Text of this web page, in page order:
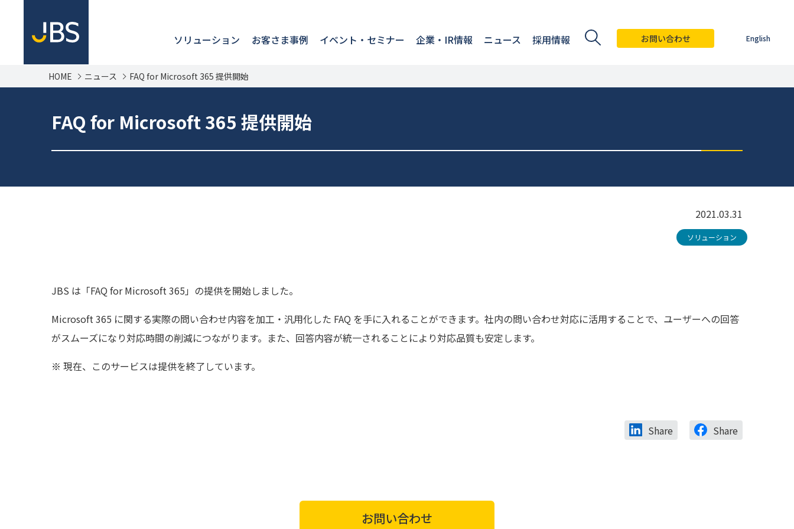
ソリューション お客さま事例 イベント・セミナー 企業・IR情報 ニュース 採用情報 お問い合わせ English
HOME ニュース FAQ for Microsoft 365 提供開始
FAQ for Microsoft 365 提供開始
2021.03.31
ソリューション
JBS は「FAQ for Microsoft 365」の提供を開始しました。
Microsoft 365 に関する実際の問い合わせ内容を加工・汎用化した FAQ を手に入れることができます。社内の問い合わせ対応に活用することで、ユーザーへの回答
がスムーズになり対応時間の削減につながります。また、回答内容が統一されることにより対応品質も安定します。
現在、このサービスは提供を終了しています。
Share Share
お問い合わせ